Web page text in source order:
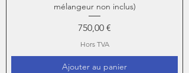
mélangeur non inclus)
Prix
750,00 €
Hors TVA
Ajouter au panier